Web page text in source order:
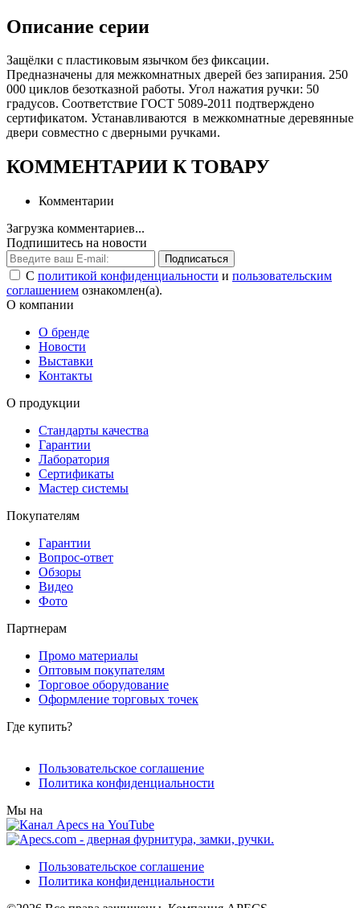
Описание серии
Защёлки с пластиковым язычком без фиксации.
Предназначены для межкомнатных дверей без запирания. 250
000 циклов безотказной работы. Угол нажатия ручки: 50
градусов. Соответствие ГОСТ 5089-2011 подтверждено
сертификатом. Устанавливаются в межкомнатные деревянные
двери совместно с дверными ручками.
КОММЕНТАРИИ К ТОВАРУ
Комментарии
Загрузка комментариев...
Подпишитесь на новости
Подписаться
С политикой конфиденциальности и пользовательским
соглашением ознакомлен(а).
О компании
О бренде
Новости
Выставки
Контакты
О продукции
Стандарты качества
Гарантии
Лаборатория
Сертификаты
Мастер системы
Покупателям
Гарантии
Вопрос-ответ
Обзоры
Видео
Фото
Партнерам
Промо материалы
Оптовым покупателям
Торговое оборудование
Оформление торговых точек
Где купить?
Пользовательское соглашение
Политика конфиденциальности
Мы на
Пользовательское соглашение
Политика конфиденциальности